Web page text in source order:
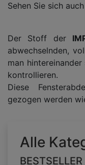
Sehen Sie sich
Der Stoff der
abwechselnden,
man
kontrollieren.
Diese
gezogen werden
Alle
BESTSELLER